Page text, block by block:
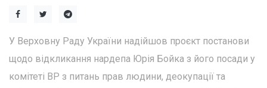
У Верховну Раду України надійшов проєкт постанови
щодо відкликання нардепа Юрія Бойка з його посади у
комітеті ВР з питань прав людини, деокупації та